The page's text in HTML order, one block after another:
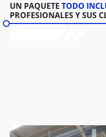
UN PAQUETE TODO
PROFESIONALES Y SUS